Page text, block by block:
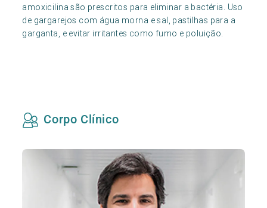
amoxicilina são prescritos para eliminar a bactéria. Uso
de gargarejos com água morna e sal, pastilhas para a
garganta, e evitar irritantes como fumo e poluição.
Corpo Clínico